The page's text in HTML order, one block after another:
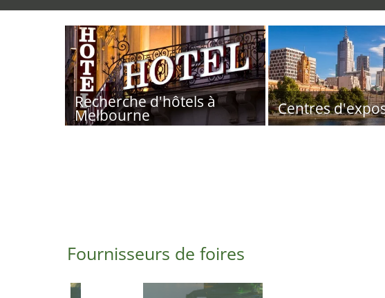
Recherche d'hôtels à
Melbourne Centres
Fournisseurs de foires